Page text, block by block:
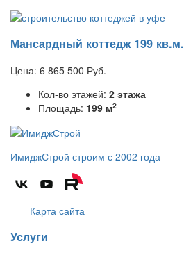
Мансардный коттедж 199 кв.м.
Цена: 6 865 500 Руб.
Кол-во этажей: 2 этажа
Площадь: 199 м2
ИмиджСтрой строим с 2002 года
Карта сайта
Услуги